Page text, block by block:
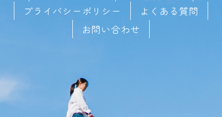
プライバシーポリシー
よくある質問
お問い合わせ